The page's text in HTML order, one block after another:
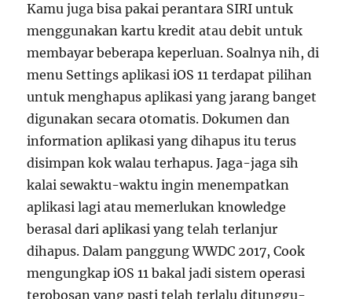
Kamu juga bisa pakai perantara SIRI untuk
menggunakan kartu kredit atau debit untuk
membayar beberapa keperluan. Soalnya nih, di
menu Settings aplikasi iOS 11 terdapat pilihan
untuk menghapus aplikasi yang jarang banget
digunakan secara otomatis. Dokumen dan
information aplikasi yang dihapus itu terus
disimpan kok walau terhapus. Jaga-jaga sih
kalai sewaktu-waktu ingin menempatkan
aplikasi lagi atau memerlukan knowledge
berasal dari aplikasi yang telah terlanjur
dihapus. Dalam panggung WWDC 2017, Cook
mengungkap iOS 11 bakal jadi sistem operasi
terobosan yang pasti telah terlalu ditunggu-